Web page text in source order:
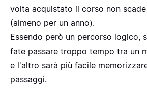
volta acquistato il corso non scade
(almeno per un anno).
Essendo però un percorso logico,
fate passare troppo tempo tra un
e l'altro sarà più facile
passaggi.